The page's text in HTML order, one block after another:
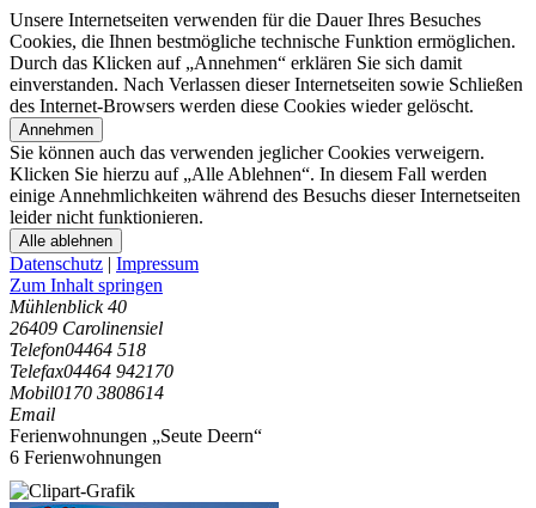
Unsere Internetseiten verwenden für die Dauer Ihres Besuches
Cookies, die Ihnen bestmögliche technische Funktion ermöglichen.
Durch das Klicken auf „Annehmen“ erklären Sie sich damit
einverstanden. Nach Verlassen dieser Internetseiten sowie Schließen
des Internet-Browsers werden diese Cookies wieder gelöscht.
Annehmen
Sie können auch das verwenden jeglicher Cookies verweigern.
Klicken Sie hierzu auf „Alle Ablehnen“. In diesem Fall werden
einige Annehmlichkeiten während des Besuchs dieser Internetseiten
leider nicht funktionieren.
Alle ablehnen
Datenschutz | Impressum
Zum Inhalt springen
Mühlenblick 40
26409 Carolinensiel
Telefon04464 518
Telefax04464 942170
Mobil0170 3808614
Email
Ferienwohnungen „Seute Deern“
6 Ferienwohnungen